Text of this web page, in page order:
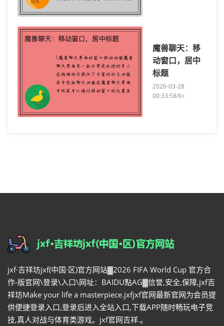
魔兽聊天：移
动窗口，居中
标题
2026-03-28
00:33:58/li>
jxf·吉祥坊jxf(中国·区)官方网站▓2026 FIFA World Cup 官方合
作-版官网\登录\入口\网址：BAIDU點AG▓信誉,安全,保障,jxf吉
祥坊Make your life a masterpiece.jxfjxf官网最新官网为会员提
供便捷登录入口,登录后进入全站入口,下载APP随时畅玩电子竞
技,真人对战与体育类游戏。jxf官网吉祥.。